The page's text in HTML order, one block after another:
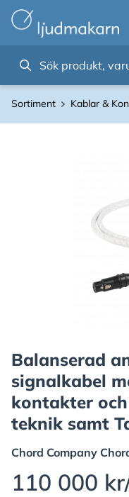
Sortiment Kablar &
Balanserad
signalkabel
kontakter och
teknik samt
Chord Company
110 000